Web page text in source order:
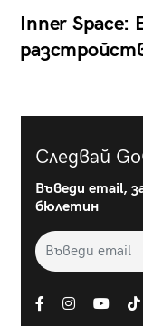
Inner Space:
Следвай
Въведи email,
бюлетин